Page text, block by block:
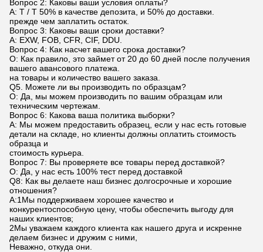
Вопрос 2: Каковы ваши условия оплаты?
A: T / T 50% в качестве депозита, и 50% до доставки.
прежде чем заплатить остаток.
Вопрос 3: Каковы ваши сроки доставки?
A: EXW, FOB, CFR, CIF, DDU.
Вопрос 4: Как насчет вашего срока доставки?
О: Как правило, это займет от 20 до 60 дней после получения
вашего авансового платежа.
на товары и количество вашего заказа.
Q5. Можете ли вы производить по образцам?
О: Да, мы можем производить по вашим образцам или
техническим чертежам.
Вопрос 6: Какова ваша политика выборки?
A: Мы можем предоставить образец, если у нас есть готовые
детали на складе, но клиенты должны оплатить стоимость
образца и
стоимость курьера.
Вопрос 7: Вы проверяете все товары перед доставкой?
О: Да, у нас есть 100% тест перед доставкой
Q8: Как вы делаете наш бизнес долгосрочные и хорошие
отношения?
А:1Мы поддерживаем хорошее качество и
конкурентоспособную цену, чтобы обеспечить выгоду для
наших клиентов;
2Мы уважаем каждого клиента как нашего друга и искренне
делаем бизнес и дружим с ними,
Неважно, откуда они.